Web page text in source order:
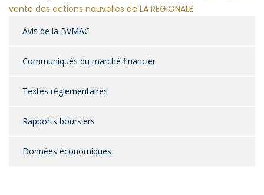
vente des actions nouvelles de LA REGIONALE
Avis de la BVMAC
Communiqués du marché financier
Textes réglementaires
Rapports boursiers
Données économiques